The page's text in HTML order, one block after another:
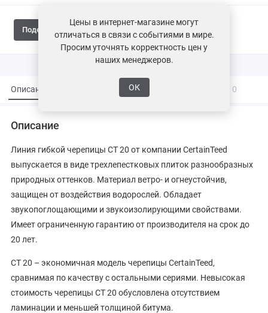
Поделиться
Описание Характеристики 0
Описание
Линия гибкой черепицы СТ 20 от компании CertainTeed
выпускается в виде трехлепестковых плиток разнообразных
природных оттенков. Материал ветро- и огнеустойчив,
защищен от воздействия водорослей. Обладает
звукопоглощающими и звукоизолирующими свойствами.
Имеет ограниченную гарантию от производителя на срок до
20 лет.
CT 20 – экономичная модель черепицы CertainTeed,
сравнимая по качеству с остальными сериями. Невысокая
стоимость черепицы CT 20 обусловлена отсутствием
ламинации и меньшей толщиной битума.
Цены в интернет-магазине могут
отличаться в связи с событиями в мире.
Просим уточнять корректность цен у
наших менеджеров.
ОК